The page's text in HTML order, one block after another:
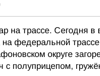
на трассе. Сегодня в
на федеральной
округе
с полуприцепом,